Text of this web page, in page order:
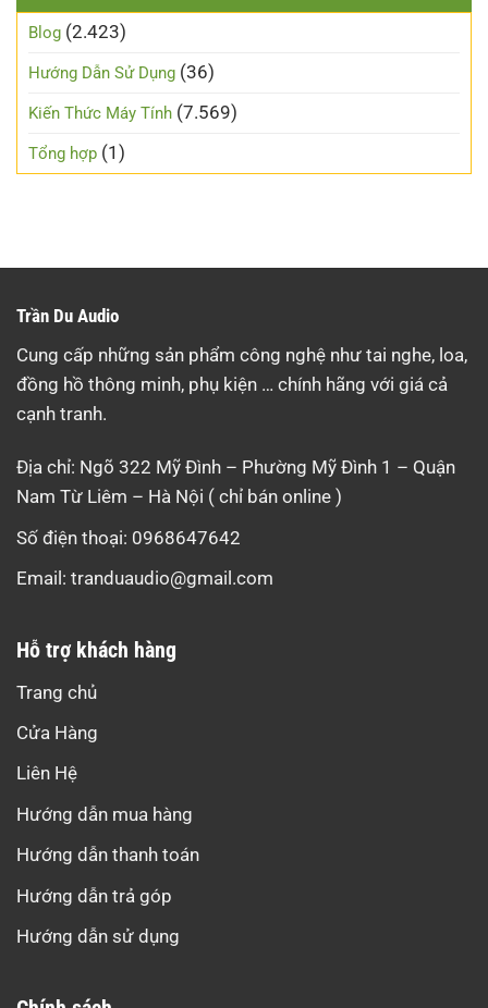
Blog (2.423)
Hướng Dẫn Sử Dụng (36)
Kiến Thức Máy Tính (7.569)
Tổng hợp (1)
Trần Du Audio
Cung cấp những sản phẩm công nghệ như tai nghe, loa,
đồng hồ thông minh, phụ kiện … chính hãng với giá cả
cạnh tranh.
Địa chỉ: Ngõ 322 Mỹ Đình – Phường Mỹ Đình 1 – Quận
Nam Từ Liêm – Hà Nội ( chỉ bán online )
Số điện thoại: 0968647642
Email: tranduaudio@gmail.com
Hỗ trợ khách hàng
Trang chủ
Cửa Hàng
Liên Hệ
Hướng dẫn mua hàng
Hướng dẫn thanh toán
Hướng dẫn trả góp
Hướng dẫn sử dụng